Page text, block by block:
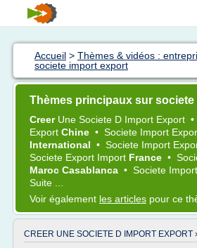
Accueil > Thèmes & vidéos :
societe import export
Thèmes principaux sur
Creer Une Societe D Import Export •
Export Chine • Societe Import
International • Societe Import
Societe Export Import France •
Maroc Casablanca • Societe
Suite ...
Voir également les articles pour ce
CREER UNE SOCIETE D IMPORT EXPORT